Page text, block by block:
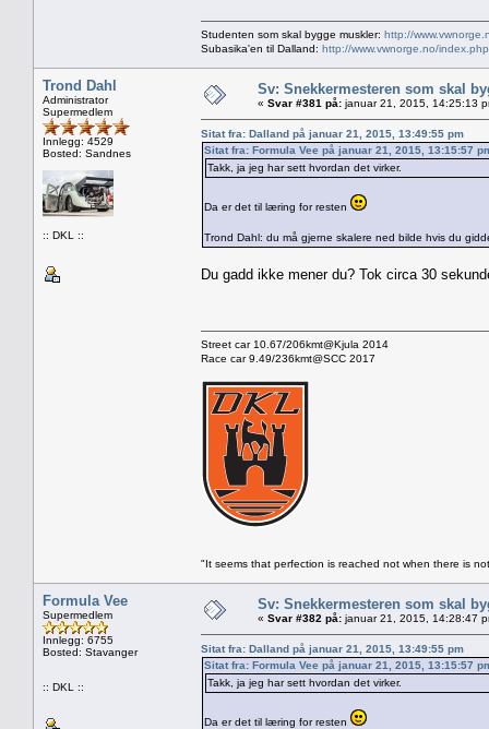
Studenten som skal bygge muskler: http://
Subasika'en til Dalland: http://www.vwnorge.no/
Trond Dahl
Administrator
Supermedlem
Innlegg: 4529
Bosted: Sandnes
:: DKL ::
Sv: Snekkermesteren som skal
« Svar #381 på: januar 21, 2015, 14:25:13
Sitat fra: Dalland på januar 21, 2015, 13:49:55 pm
Sitat fra: Formula Vee på januar 21, 2015, 13:15:57
Takk, ja jeg har sett hvordan det virker.
Da er det til læring for resten
Trond Dahl: du må gjerne skalere ned bilde hvis du
Du gadd ikke mener du? Tok circa 30
Street car 10.67/206kmt@Kjula 2014
Race car 9.49/236kmt@SCC 2017
"It seems that perfection is reached not when there is
Formula Vee
Supermedlem
Innlegg: 6755
Bosted: Stavanger
:: DKL ::
Sv: Snekkermesteren som skal
« Svar #382 på: januar 21, 2015, 14:28:47
Sitat fra: Dalland på januar 21, 2015, 13:49:55 pm
Sitat fra: Formula Vee på januar 21, 2015, 13:15:57
Takk, ja jeg har sett hvordan det virker.
Da er det til læring for resten